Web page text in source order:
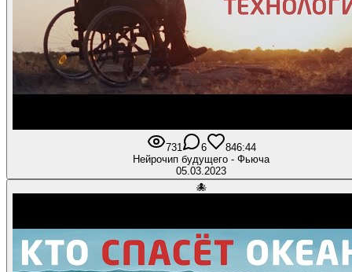
731 6 846:44
Нейрочип будущего - Фьюча
05.03.2023
🐙